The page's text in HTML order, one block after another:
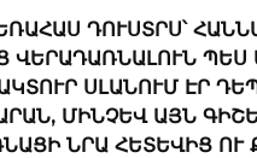
ԴՈՒՍՏՐՍ՝
ՎԵՐԱԴԱՌՆԱԼՈՒՆ ՊԵՍ
ՍԼԱՆՈՒՄ ԷՐ
ՄԻՆՉԵՎ ԱՅՆ
ՆՐԱ ՀԵՏԵՎԻՑ ՈՒ